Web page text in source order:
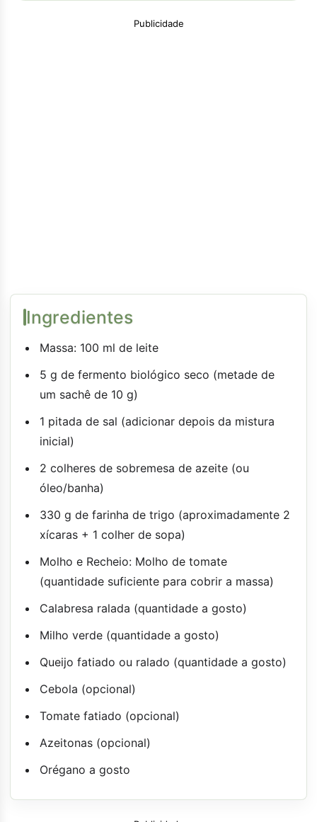
Publicidade
Ingredientes
Massa: 100 ml de leite
5 g de fermento biológico seco (metade de
um sachê de 10 g)
1 pitada de sal (adicionar depois da mistura
inicial)
2 colheres de sobremesa de azeite (ou
óleo/banha)
330 g de farinha de trigo (aproximadamente 2
xícaras + 1 colher de sopa)
Molho e Recheio: Molho de tomate
(quantidade suficiente para cobrir a massa)
Calabresa ralada (quantidade a gosto)
Milho verde (quantidade a gosto)
Queijo fatiado ou ralado (quantidade a gosto)
Cebola (opcional)
Tomate fatiado (opcional)
Azeitonas (opcional)
Orégano a gosto